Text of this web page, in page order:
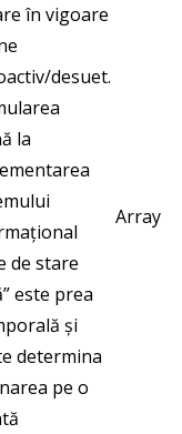
în vigoare
desuet.
la
de stare
este prea
și
determina
pe o
Array